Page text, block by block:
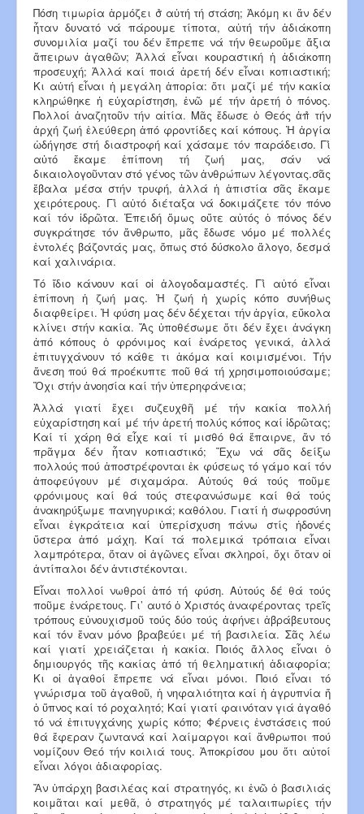
Πόση τιμωρία ἁρμόζει σ̉ αὐτή τή στάση; Ἀκόμη κι ἄν δέν
ἦταν δυνατό νά πάρουμε τίποτα, αὐτή τήν ἀδιάκοπη
συνομιλία μαζί του δέν ἔπρεπε νά τήν θεωροῦμε ἄξια
ἄπειρων ἀγαθῶν; Ἀλλά εἶναι κουραστική ἡ ἀδιάκοπη
προσευχή; Ἀλλά καί ποιά ἀρετή δέν εἶναι κοπιαστική;
Κι αὐτή εἶναι ἡ μεγάλη ἀπορία: ὅτι μαζί μέ τήν κακία
κληρώθηκε ἡ εὐχαρίστηση, ἐνῶ μέ τήν ἀρετή ὁ πόνος.
Πολλοί ἀναζητοῦν τήν αἰτία. Μᾶς ἔδωσε ὁ Θεός ἀπ̉ τήν
ἀρχή ζωή ἐλεύθερη ἀπό φροντίδες καί κόπους. Ἡ ἀργία
ὡδήγησε στή διαστροφή καί χάσαμε τόν παράδεισο. Γι̉
αὐτό ἔκαμε ἐπίπονη τή ζωή μας, σάν νά
δικαιολογοῦνταν στό γένος τῶν ἀνθρώπων λέγοντας.σᾶς
ἔβαλα μέσα στήν τρυφή, ἀλλά ἡ ἀπιστία σᾶς ἔκαμε
χειρότερους. Γι̉ αὐτό διέταξα νά δοκιμάζετε τόν πόνο
καί τόν ἱδρῶτα. Ἐπειδή ὅμως οὔτε αὐτός ὁ πόνος δέν
συγκράτησε τόν ἄνθρωπο, μᾶς ἔδωσε νόμο μέ πολλές
ἐντολές βάζοντάς μας, ὅπως στό δύσκολο ἄλογο, δεσμά
καί χαλινάρια.
Τό ἴδιο κάνουν καί οἱ ἀλογοδαμαστές. Γι̉ αὐτό εἶναι
ἐπίπονη ἡ ζωή μας. Ἡ ζωή ἡ χωρίς κόπο συνήθως
διαφθείρει. Ἡ φύση μας δέν δέχεται τήν ἀργία, εὔκολα
κλίνει στήν κακία. Ἄς ὑποθέσωμε ὅτι δέν ἔχει ἀνάγκη
ἀπό κόπους ὁ φρόνιμος καί ἐνάρετος γενικά, ἀλλά
ἐπιτυγχάνουν τό κάθε τι ἀκόμα καί κοιμισμένοι. Τήν
ἄνεση πού θά προέκυπτε ποῦ θά τή χρησιμοποιούσαμε;
Ὄχι στήν ἀνοησία καί τήν ὑπερηφάνεια;
Ἀλλά γιατί ἔχει συζευχθῆ μέ τήν κακία πολλή
εὐχαρίστηση καί μέ τήν ἀρετή πολύς κόπος καί ἱδρῶτας;
Καί τί χάρη θά εἶχε καί τί μισθό θά ἔπαιρνε, ἄν τό
πρᾶγμα δέν ἦταν κοπιαστικό; Ἔχω νά σᾶς δείξω
πολλούς πού ἀποστρέφονται ἐκ φύσεως τό γάμο καί τόν
ἀποφεύγουν μέ σιχαμάρα. Αὐτούς θά τούς ποῦμε
φρόνιμους καί θά τούς στεφανώσωμε καί θά τούς
ἀνακηρύξωμε πανηγυρικά; καθόλου. Γιατί ἡ σωφροσύνη
εἶναι ἐγκράτεια καί ὑπερίσχυση πάνω στίς ἡδονές
ὕστερα ἀπό μάχη. Καί τά πολεμικά τρόπαια εἶναι
λαμπρότερα, ὅταν οἱ ἀγῶνες εἶναι σκληροί, ὄχι ὅταν οἱ
ἀντίπαλοι δέν ἀντιστέκονται.
Εἶναι πολλοί νωθροί ἀπό τή φύση. Αὐτούς δέ θά τούς
ποῦμε ἐνάρετους. Γι’ αυτό ὁ Χριστός ἀναφέροντας τρεῖς
τρόπους εὐνουχισμοῦ τούς δύο τούς ἀφήνει ἀβράβευτους
καί τόν ἕναν μόνο βραβεύει μέ τή βασιλεία. Σᾶς λέω
καί γιατί χρειάζεται ἡ κακία. Ποιός ἄλλος εἶναι ὁ
δημιουργός τῆς κακίας ἀπό τή θεληματική ἀδιαφορία;
Κι οἱ ἀγαθοί ἔπρεπε νά εἶναι μόνοι. Ποιό εἶναι τό
γνώρισμα τοῦ ἀγαθοῦ, ἡ νηφαλιότητα καί ἡ ἀγρυπνία ἤ
ὁ ὕπνος καί τό ροχαλητό; Καί γιατί φαινόταν γιά ἀγαθό
τό νά ἐπιτυγχάνης χωρίς κόπο; Φέρνεις ἐνστάσεις πού
θά ἔφεραν ζωντανά καί λαίμαργοι καί ἄνθρωποι πού
νομίζουν Θεό τήν κοιλιά τους. Ἀποκρίσου μου ὅτι αὐτοί
εἶναι λόγοι ἀδιαφορίας.
Ἄν ὑπάρχη βασιλέας καί στρατηγός, κι ἐνῶ ὁ βασιλιάς
κοιμᾶται καί μεθᾶ, ὁ στρατηγός μέ ταλαιπωρίες τήν